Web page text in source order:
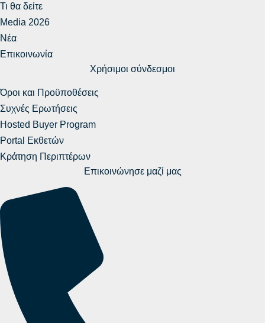
Τι θα δείτε
Media 2026
Νέα
Επικοινωνία
Χρήσιμοι σύνδεσμοι
Όροι και Προϋποθέσεις
Συχνές Ερωτήσεις
Hosted Buyer Program
Portal Εκθετών
Κράτηση Περιπτέρων
Επικοινώνησε μαζί μας